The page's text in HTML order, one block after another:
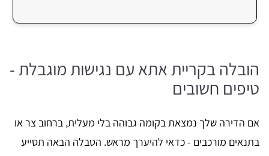
הובלה בקריית אתא עם נגישות מוגבלת -
טיפים חשובים
אם הדירה שלך נמצאת בקומה גבוהה בלי מעלית, ברחוב צר או
בתנאים מורכבים - כדאי להיערך מראש. הטבלה הבאה תסייע